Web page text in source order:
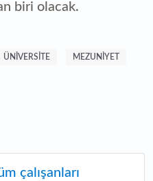
biri olacak.
ÜNIVERSITE MEZUNIYET
çalışanları